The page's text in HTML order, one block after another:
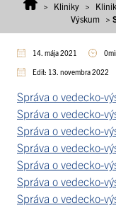
> Kliniky >
Výskum
>
14. mája 2021
Edit: 13. novembra 2022
Správa o vedecko-
Správa o vedecko-
Správa o vedecko-
Správa o vedecko-
Správa o vedecko-
Správa o vedecko-
Správa o vedecko-